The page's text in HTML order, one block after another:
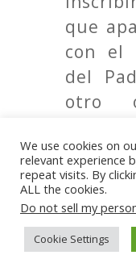
que
con el
del
otro
esto
lo
We use cookies on
relevant experience
repeat visits. By
ALL the cookies.
Do not sell my
Cookie Settings